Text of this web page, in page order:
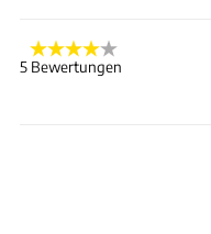
5 Bewertungen